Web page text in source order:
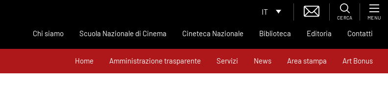
IT
CERCA MENU
Chi siamo Scuola Nazionale di Cinema Cineteca Nazionale Biblioteca Editoria Contatti
Home Amministrazione trasparente Servizi News Area stampa Art Bonus